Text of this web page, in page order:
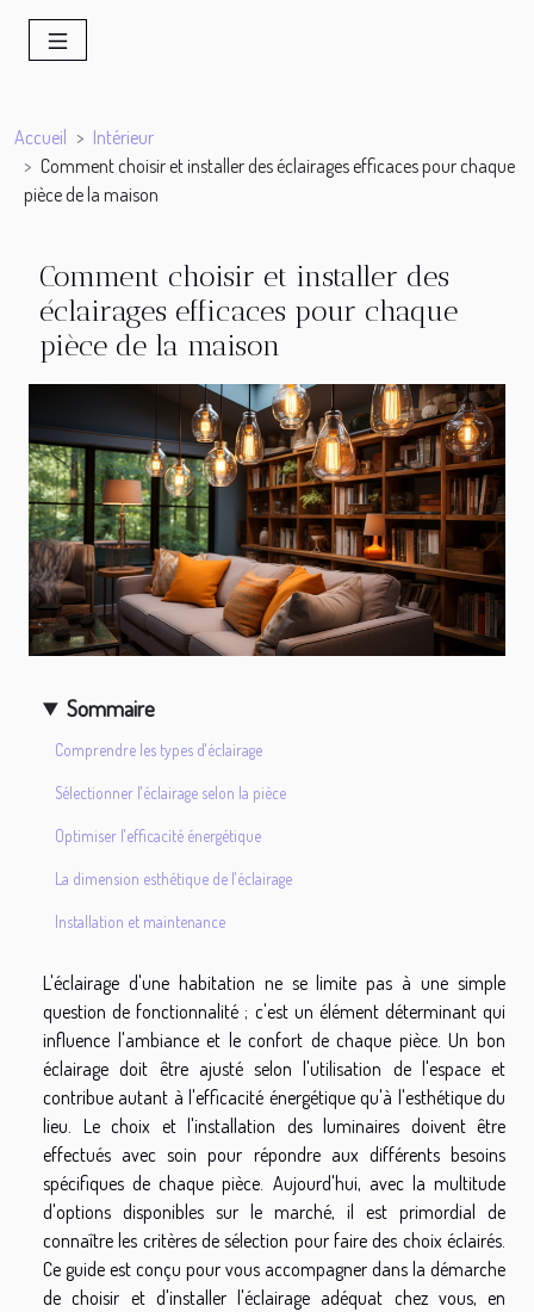
Accueil
Intérieur
Comment choisir et installer des éclairages efficaces pour chaque
pièce de la maison
Comment choisir et installer des
éclairages efficaces pour chaque
pièce de la maison
Sommaire
Comprendre les types d'éclairage
Sélectionner l'éclairage selon la pièce
Optimiser l'efficacité énergétique
La dimension esthétique de l'éclairage
Installation et maintenance
L'éclairage d'une habitation ne se limite pas à une simple
question de fonctionnalité ; c'est un élément déterminant qui
influence l'ambiance et le confort de chaque pièce. Un bon
éclairage doit être ajusté selon l'utilisation de l'espace et
contribue autant à l'efficacité énergétique qu'à l'esthétique du
lieu. Le choix et l'installation des luminaires doivent être
effectués avec soin pour répondre aux différents besoins
spécifiques de chaque pièce. Aujourd'hui, avec la multitude
d'options disponibles sur le marché, il est primordial de
connaître les critères de sélection pour faire des choix éclairés.
Ce guide est conçu pour vous accompagner dans la démarche
de choisir et d'installer l'éclairage adéquat chez vous, en